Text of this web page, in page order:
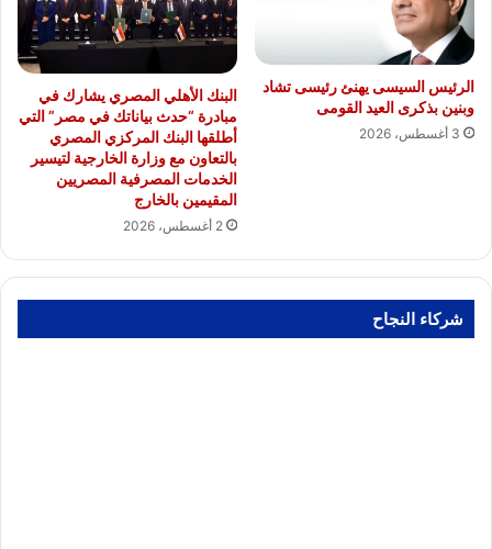
الرئيس السيسى يهنئ رئيسى تشاد
وبنين بذكرى العيد القومى
3 أغسطس، 2026
البنك الأهلي المصري يشارك في
مبادرة “حدث بياناتك في مصر” التي
أطلقها البنك المركزي المصري
بالتعاون مع وزارة الخارجية لتيسير
الخدمات المصرفية المصريين
المقيمين بالخارج
2 أغسطس، 2026
شركاء النجاح